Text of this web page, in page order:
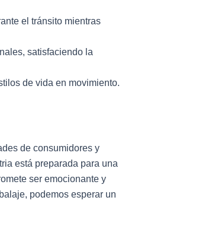
el tránsito mientras
satisfaciendo la
de vida en movimiento.
de consumidores y
está preparada para una
ser emocionante y
podemos esperar un